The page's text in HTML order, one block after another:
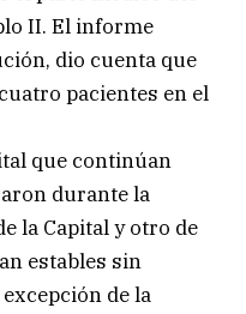
II. El informe
dio cuenta que
pacientes en el
que continúan
durante la
la Capital y otro de
estables sin
de la